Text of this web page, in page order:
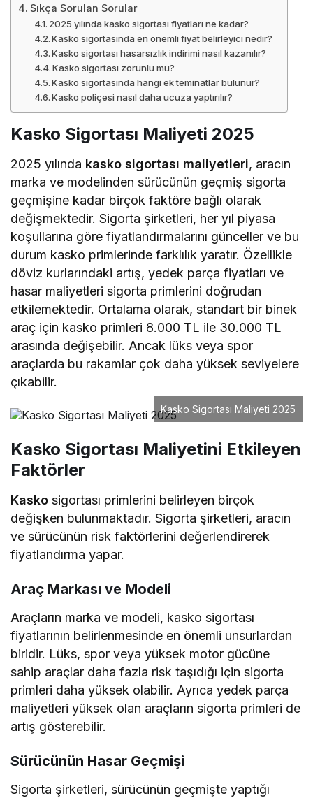
Sıkça Sorulan Sorular
2025 yılında kasko sigortası fiyatları ne kadar?
Kasko sigortasında en önemli fiyat belirleyici nedir?
Kasko sigortası hasarsızlık indirimi nasıl kazanılır?
Kasko sigortası zorunlu mu?
Kasko sigortasında hangi ek teminatlar bulunur?
Kasko poliçesi nasıl daha ucuza yaptırılır?
Kasko Sigortası Maliyeti 2025
2025 yılında kasko sigortası maliyetleri, aracın
marka ve modelinden sürücünün geçmiş sigorta
geçmişine kadar birçok faktöre bağlı olarak
değişmektedir. Sigorta şirketleri, her yıl piyasa
koşullarına göre fiyatlandırmalarını günceller ve bu
durum kasko primlerinde farklılık yaratır. Özellikle
döviz kurlarındaki artış, yedek parça fiyatları ve
hasar maliyetleri sigorta primlerini doğrudan
etkilemektedir. Ortalama olarak, standart bir binek
araç için kasko primleri 8.000 TL ile 30.000 TL
arasında değişebilir. Ancak lüks veya spor
araçlarda bu rakamlar çok daha yüksek seviyelere
çıkabilir.
Kasko Sigortası Maliyeti 2025
Kasko Sigortası Maliyetini Etkileyen
Faktörler
Kasko sigortası primlerini belirleyen birçok
değişken bulunmaktadır. Sigorta şirketleri, aracın
ve sürücünün risk faktörlerini değerlendirerek
fiyatlandırma yapar.
Araç Markası ve Modeli
Araçların marka ve modeli, kasko sigortası
fiyatlarının belirlenmesinde en önemli unsurlardan
biridir. Lüks, spor veya yüksek motor gücüne
sahip araçlar daha fazla risk taşıdığı için sigorta
primleri daha yüksek olabilir. Ayrıca yedek parça
maliyetleri yüksek olan araçların sigorta primleri de
artış gösterebilir.
Sürücünün Hasar Geçmişi
Sigorta şirketleri, sürücünün geçmişte yaptığı